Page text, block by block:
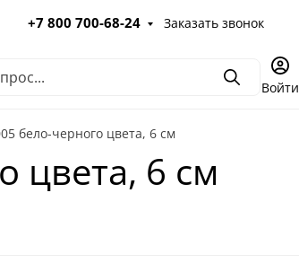
+7 800 700-68-24 Заказать звонок
ПоискВойти
бело-черного цвета, 6 см
цвета, 6 см